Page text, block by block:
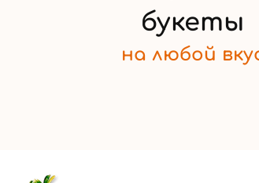
букеты
на любой